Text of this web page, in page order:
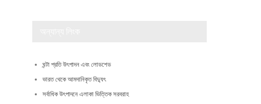
ঘন্টা প্রতি উৎপাদন এবং লোডশেড
ভারত থেকে আমদানিকৃত বিদ্যুৎ
সর্বাধিক উৎপাদনে এলাকা ভিত্তিক সরবরাহ